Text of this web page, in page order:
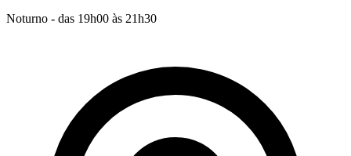
Noturno - das 19h00 às 21h30